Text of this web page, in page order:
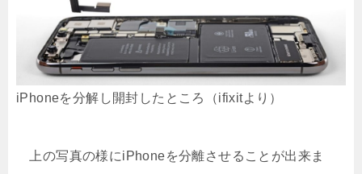
iPhoneを分解し開封したところ（ifixitより）
上の写真の様にiPhoneを分離させることが出来ま